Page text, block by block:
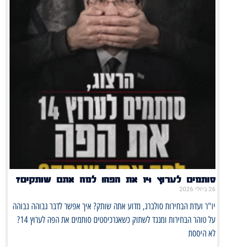
סותמים לערוץ 14 את הפה! למה אתם שותקים?
26 ביולי 2026
יו"ר ועדת הבחירות סולברג, מדוע אתה שותק? איך אפשר לדבר גבוהה גבוהה
על טוהר הבחירות ומנגד לשתוק כשאנרכיסטים סותמים את הפה לערוץ 14?
לא היססת